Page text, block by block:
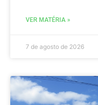
VER MATÉRIA »
7 de agosto de 2026